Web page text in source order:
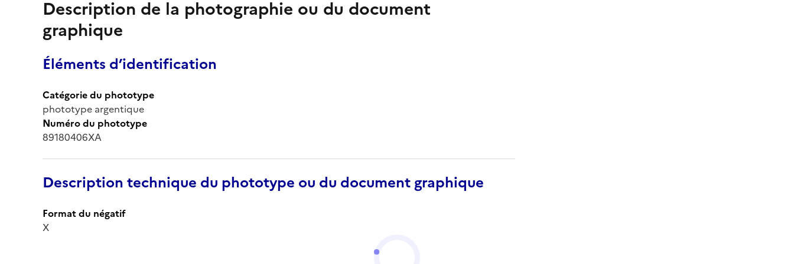
Description de la photographie ou du document
graphique
Éléments d’identification
Catégorie du phototype
phototype argentique
Numéro du phototype
89180406XA
Description technique du phototype ou du document graphique
Format du négatif
X